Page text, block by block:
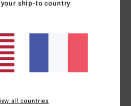
moyenne
5.0
ship-to country
all countries